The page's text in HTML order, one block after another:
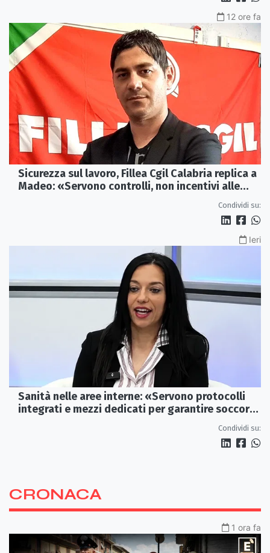
12 ore fa
Sicurezza sul lavoro, Fillea Cgil Calabria replica a
Madeo: «Servono controlli, non incentivi alle
Condividi su:
Ieri
Sanità nelle aree interne: «Servono protocolli
integrati e mezzi dedicati per garantire soccorsi
Condividi su:
CRONACA
1 ora fa